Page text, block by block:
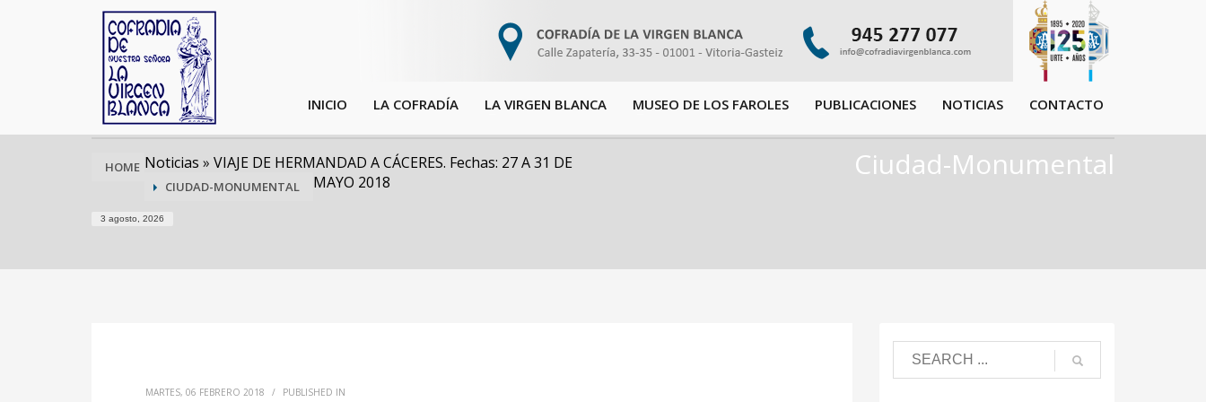
INICIO LA COFRADÍA LA VIRGEN BLANCA MUSEO DE LOS FAROLES PUBLICACIONES NOTICIAS CONTACTO
HOME Noticias » VIAJE DE HERMANDAD A CÁCERES. Fechas: 27 A 31 DE
MAYO 2018
CIUDAD-MONUMENTAL
3 agosto, 2026
Ciudad-Monumental
MARTES, 06 FEBRERO 2018 / PUBLISHED IN